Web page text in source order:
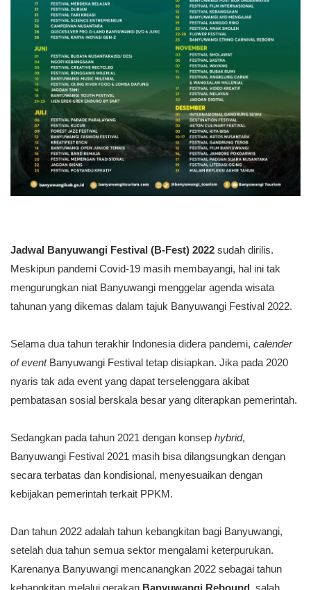
Jadwal Banyuwangi Festival (B-Fest) 2022 sudah dirilis.
Meskipun pandemi Covid-19 masih membayangi, hal ini tak
mengurungkan niat Banyuwangi menggelar agenda wisata
tahunan yang dikemas dalam tajuk Banyuwangi Festival 2022.
Selama dua tahun terakhir Indonesia didera pandemi, calender
of eventBanyuwangi Festival tetap disiapkan. Jika pada 2020
nyaris tak ada event yang dapat terselenggara akibat
pembatasan sosial berskala besar yang diterapkan pemerintah.
Sedangkan pada tahun 2021 dengan konsep hybrid,
Banyuwangi Festival 2021 masih bisa dilangsungkan dengan
secara terbatas dan kondisional, menyesuaikan dengan
kebijakan pemerintah terkait PPKM.
Dan tahun 2022 adalah tahun kebangkitan bagi Banyuwangi,
setelah dua tahun semua sektor mengalami keterpurukan.
Karenanya Banyuwangi mencanangkan 2022 sebagai tahun